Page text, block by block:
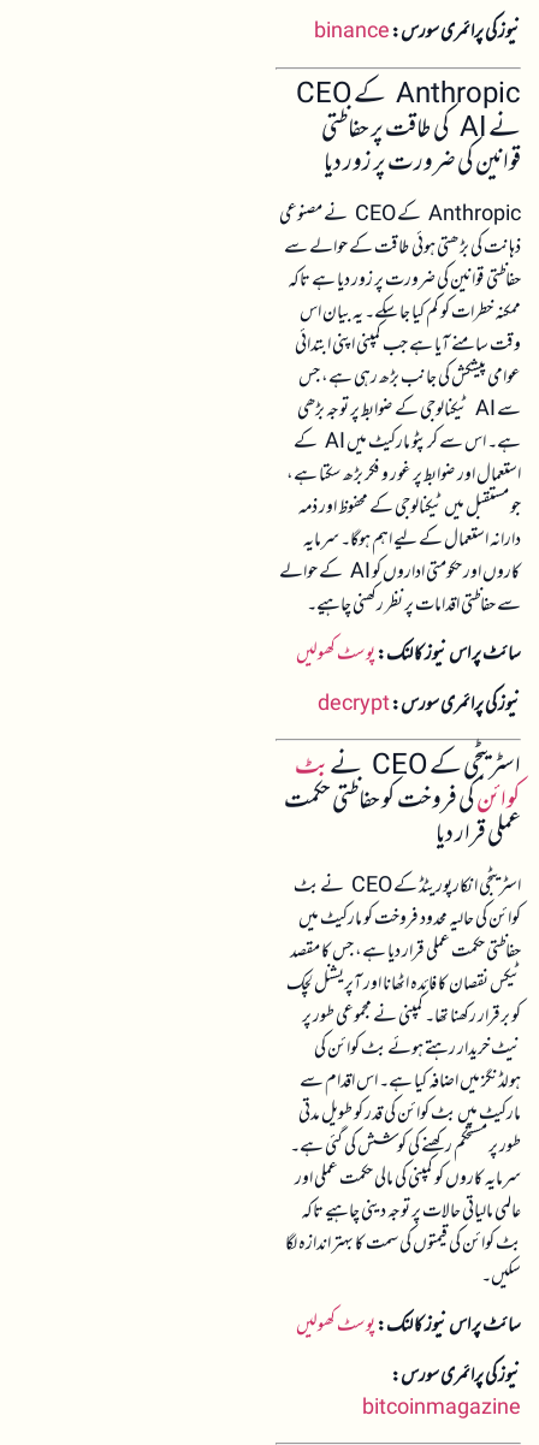
نیوز کی پرائمری سورس:binance
Anthropic کے CEO
نے AI کی طاقت پر حفاظتی
قوانین کی ضرورت پر زور دیا
Anthropic کے CEO نے مصنوعی
ذہانت کی بڑھتی ہوئی طاقت کے حوالے سے
حفاظتی قوانین کی ضرورت پر زور دیا ہے تاکہ
ممکنہ خطرات کو کم کیا جا سکے۔ یہ بیان اس
وقت سامنے آیا ہے جب کمپنی اپنی ابتدائی
عوامی پیشکش کی جانب بڑھ رہی ہے، جس
سے AI ٹیکنالوجی کے ضوابط پر توجہ بڑھی
ہے۔ اس سے کرپٹو مارکیٹ میں AI کے
استعمال اور ضوابط پر غور و فکر بڑھ سکتا ہے،
جو مستقبل میں ٹیکنالوجی کے محفوظ اور ذمہ
دارانہ استعمال کے لیے اہم ہوگا۔ سرمایہ
کاروں اور حکومتی اداروں کو AI کے حوالے
سے حفاظتی اقدامات پر نظر رکھنی چاہیے۔
سائٹ پر اس نیوز کا لنک:پوسٹ کھولیں
نیوز کی پرائمری سورس:decrypt
اسٹریٹجی کے CEO نے بٹ
کوائنکی فروخت کو حفاظتی حکمت
عملی قرار دیا
اسٹریٹجی انکارپوریٹڈ کے CEO نے بٹ
کوائن کی حالیہ محدود فروخت کو مارکیٹ میں
حفاظتی حکمت عملی قرار دیا ہے، جس کا مقصد
ٹیکس نقصان کا فائدہ اٹھانا اور آپریشنل لچک
کو برقرار رکھنا تھا۔ کمپنی نے مجموعی طور پر
نیٹ خریدار رہتے ہوئے بٹ کوائن کی
ہولڈنگز میں اضافہ کیا ہے۔ اس اقدام سے
مارکیٹ میں بٹ کوائن کی قدر کو طویل مدتی
طور پر مستحکم رکھنے کی کوشش کی گئی ہے۔
سرمایہ کاروں کو کمپنی کی مالی حکمت عملی اور
عالمی مالیاتی حالات پر توجہ دینی چاہیے تاکہ
بٹ کوائن کی قیمتوں کی سمت کا بہتر اندازہ لگا
سکیں۔
سائٹ پر اس نیوز کا لنک:پوسٹ کھولیں
نیوز کی پرائمری سورس:
bitcoinmagazine